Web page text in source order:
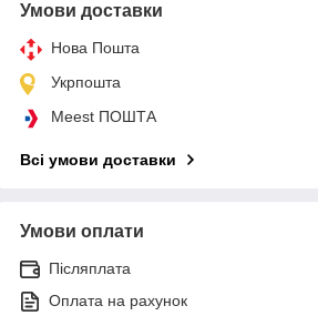
Умови доставки
Нова Пошта
Укрпошта
Meest ПОШТА
Всі умови доставки
Умови оплати
Післяплата
Оплата на рахунок